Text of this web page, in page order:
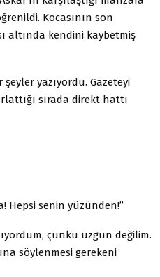
Kocasının son
altında kendini kaybetmiş
yazıyordu. Ga­zeteyi
sırada direkt hattı
Hepsi senin yüzünden!”
çünkü üzgün değilim.
söylenmesi ge­rekeni